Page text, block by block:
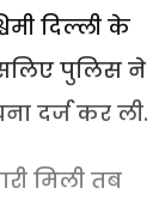
दिल्ली के
पुलिस ने
दर्ज कर ली.
मिली तब